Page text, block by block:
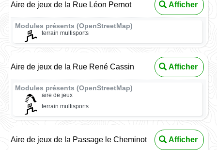
Aire de jeux de la Rue Léon Pernot Afficher
Modules présents (OpenStreetMap)
terrain multisports
Aire de jeux de la Rue René Cassin Afficher
Modules présents (OpenStreetMap)
aire de jeux
terrain multisports
Aire de jeux de la Passage le Cheminot Afficher